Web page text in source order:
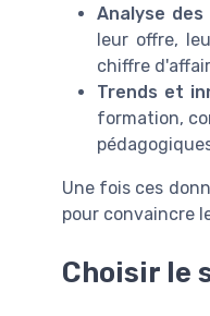
Analyse
leur offre,
chiffre
Trends et
formation,
Une fois ces
pour convaincre
Choisir le